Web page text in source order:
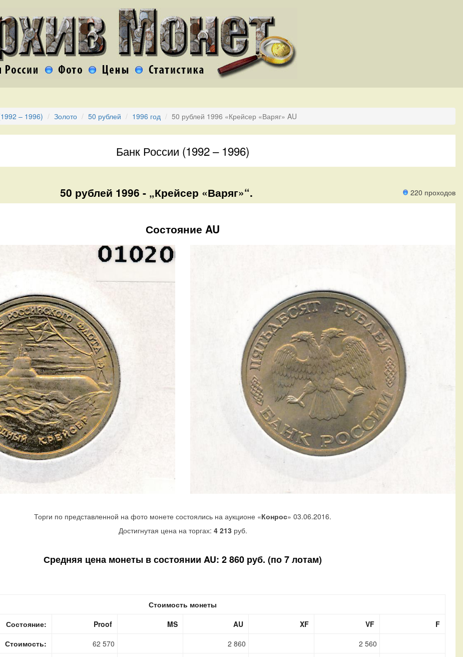
– 1996) Золото 50 рублей 1996 год 50 рублей 1996 «Крейсер «Варяг» AU
Банк России (1992 – 1996)
220 проходов
50 рублей 1996 - „Крейсер «Варяг»“.
Состояние AU
Торги по представленной на фото монете состоялись на аукционе «Конрос» 03.06.2016.
Достигнутая цена на торгах: 4 213 руб.
Средняя цена монеты в состоянии AU: 2 860 руб. (по 7 лотам)
Стоимость монеты
Состояние:
Proof MS AU XF VF
F
Стоимость:
62 570 2 860
2 560